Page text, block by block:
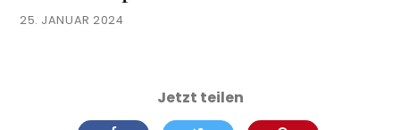
25. JANUAR 2024